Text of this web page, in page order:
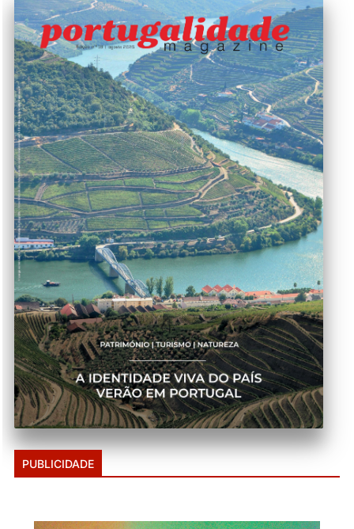
PUBLICIDADE